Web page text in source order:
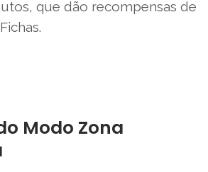
que dão recompensas de
Modo Zona